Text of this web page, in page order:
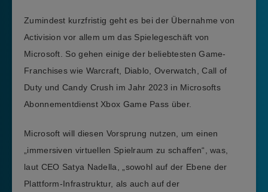
Zumindest kurzfristig geht es bei der Übernahme von
Activision vor allem um das Spielegeschäft von
Microsoft. So gehen einige der beliebtesten Game-
Franchises wie Warcraft, Diablo, Overwatch, Call of
Duty und Candy Crush im Jahr 2023 in Microsofts
Abonnementdienst Xbox Game Pass über.
Microsoft will diesen Vorsprung nutzen, um einen
„immersiven virtuellen Spielraum zu schaffen“, was,
laut CEO Satya Nadella, „sowohl auf der Ebene der
Plattform-Infrastruktur, als auch auf der